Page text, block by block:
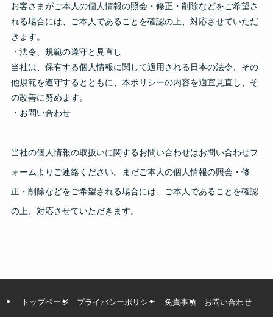
お客さまがご本人の個人情報の照会・修正・削除などをご希望さ
れる場合には、ご本人であることを確認の上、対応させていただ
きます。
・法令、規範の遵守と見直し
当社は、保有する個人情報に関して適用される日本の法令、その
他規範を遵守するとともに、本ポリシーの内容を適宜見直し、そ
の改善に努めます。
・お問い合わせ
当社の個人情報の取扱いに関するお問い合わせはお問い合わせフ
ォームよりご連絡ください。まだご本人の個人情報の照会・修
正・削除などをご希望される場合には、ご本人であることを確認
の上、対応させていただきます。
トップページ プライバシーポリシー 免責事項 お問い合わせ